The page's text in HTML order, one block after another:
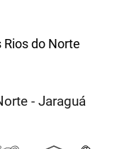
Rios do Norte
- Jaraguá